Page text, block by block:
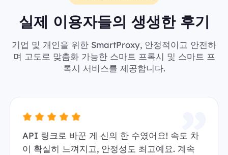
실제 이용자들의 생생한 후기
기업 및 개인을 위한 SmartProxy, 안정적이고 안전하
며 고도로 맞춤화 가능한 스마트 프록시 및 스마트 프
록시 서비스를 제공합니다.
API 링크로 바꾼 게 신의 한 수였어요! 속도 차
이 확실히 느껴지고, 안정성도 최고예요. 계속